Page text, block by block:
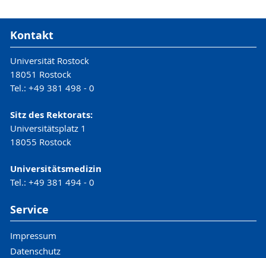
Kontakt
Universität Rostock
18051 Rostock
Tel.: +49 381 498 - 0
Sitz des Rektorats:
Universitätsplatz 1
18055 Rostock
Universitätsmedizin
Tel.: +49 381 494 - 0
Service
Impressum
Datenschutz